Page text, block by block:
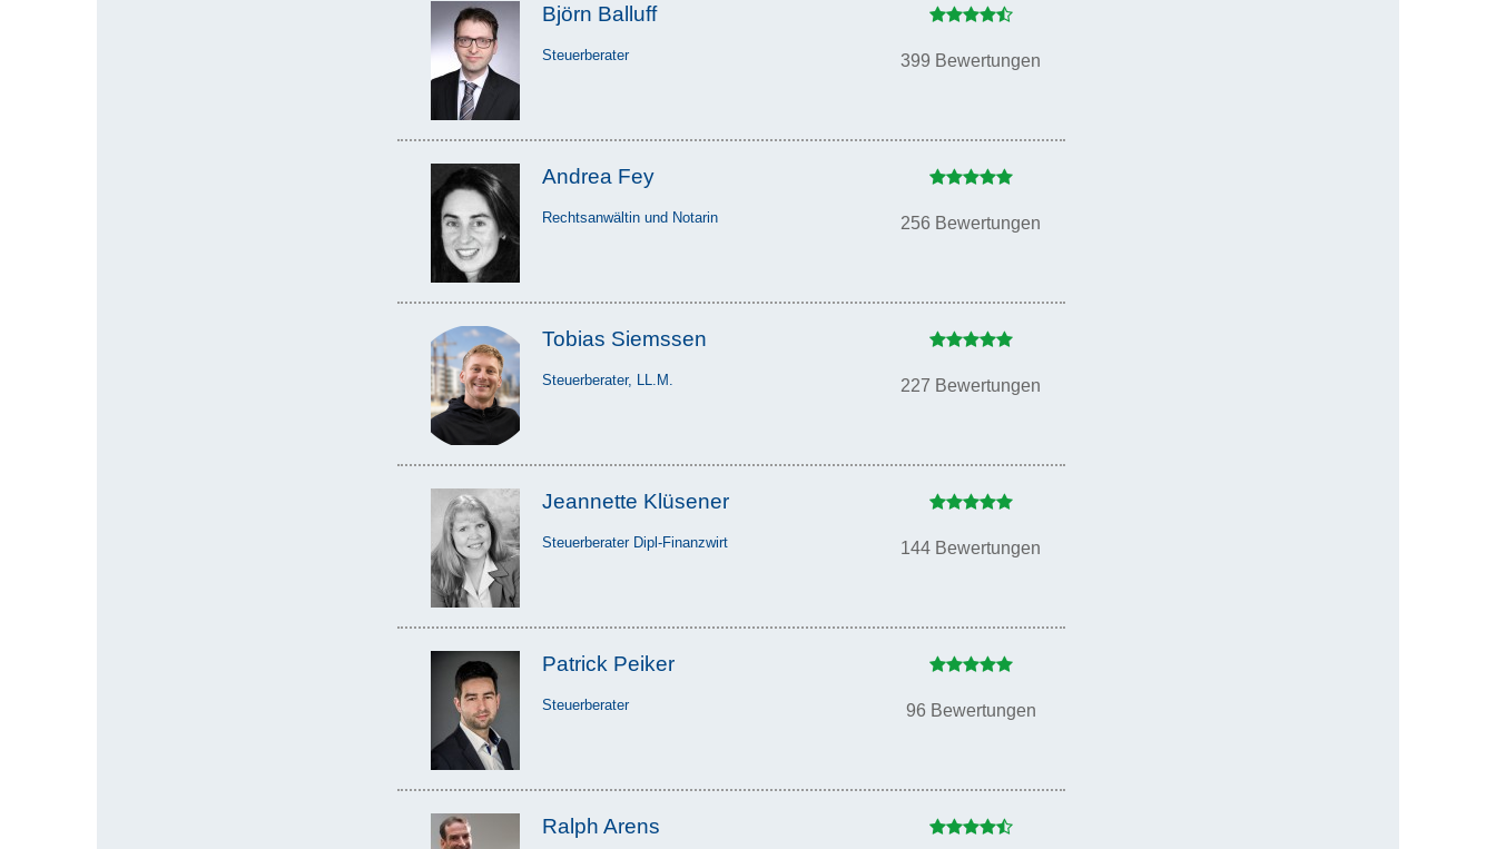
Björn Balluff
Steuerberater 399 Bewertungen
Andrea Fey
Rechtsanwältin und Notarin 256 Bewertungen
Tobias Siemssen
Steuerberater, LL.M. 227 Bewertungen
Jeannette Klüsener
Steuerberater Dipl-Finanzwirt 144 Bewertungen
Patrick Peiker
Steuerberater 96 Bewertungen
Ralph Arens